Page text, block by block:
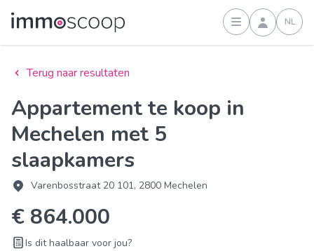
Inloggen
NL
Terug naar resultaten
Appartement te koop in
Mechelen met 5
slaapkamers
Varenbosstraat 20 101, 2800 Mechelen
€ 864.000
Is dit haalbaar voor jou?